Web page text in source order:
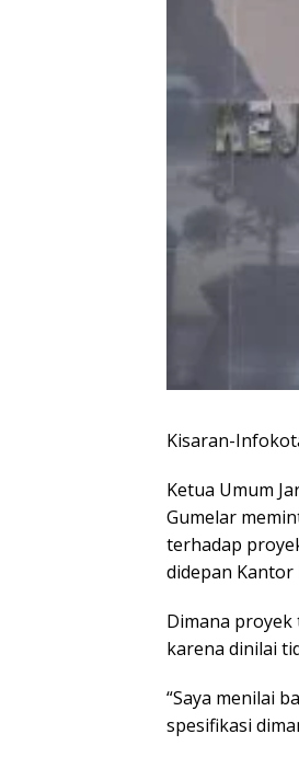
Kisaran-
Ketua Umum
Gumelar
terhadap
didepan Kantor
Dimana proyek
karena dinilai
“Saya menilai
spesifikasi